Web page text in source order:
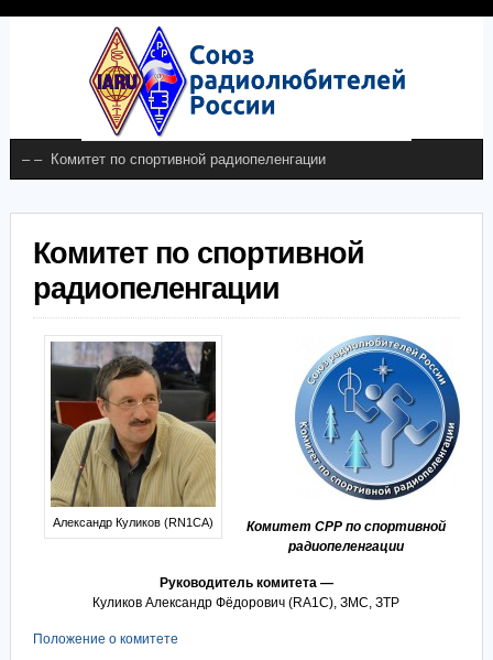
Комитет по спортивной
радиопеленгации
Александр Куликов (RN1CA)
Комитет СРР по спортивной
радиопеленгации
Руководитель комитета —
Куликов Александр Фёдорович (RA1C), ЗМС, ЗТР
Положение о комитете